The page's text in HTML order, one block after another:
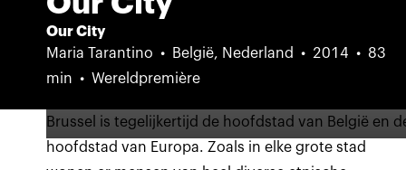
Our City
Maria Tarantino
België, Nederland 2014
83
min
Wereldpremière
Brussel is tegelijkertijd de hoofdstad van België en
hoofdstad van Europa. Zoals in elke grote stad